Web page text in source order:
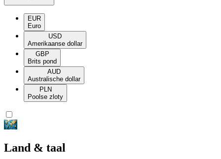
EUR
Euro
USD
Amerikaanse dollar
GBP
Brits pond
AUD
Australische dollar
PLN
Poolse zloty
Land & taal